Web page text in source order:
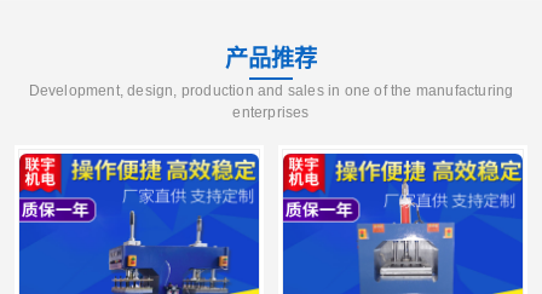
产品推荐
Development, design, production and sales in one of the manufacturing
enterprises